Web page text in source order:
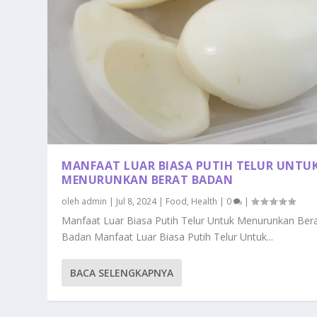
MANFAAT LUAR BIASA PUTIH TELUR
MENURUNKAN BERAT BADAN
oleh admin | Jul 8, 2024| Food, Health | 0 |
Manfaat Luar Biasa Putih Telur Untuk Menurunkan
Badan Manfaat Luar Biasa Putih Telur Untuk...
BACA SELENGKAPNYA